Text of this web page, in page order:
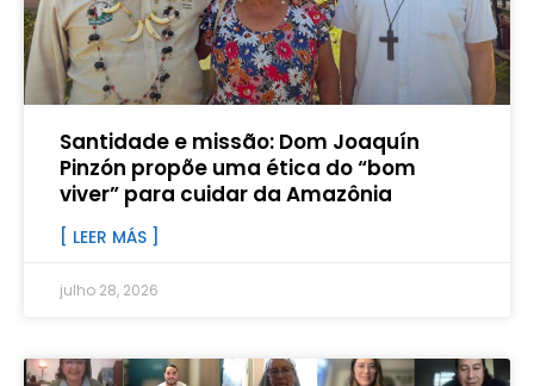
Santidade e missão: Dom Joaquín
Pinzón propõe uma ética do “bom
viver” para cuidar da Amazônia
[ LEER MÁS ]
julho 28, 2026